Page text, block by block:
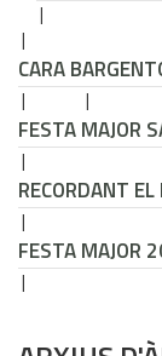
CARA B
FESTA MAJOR
RECORDANT
FESTA MAJOR